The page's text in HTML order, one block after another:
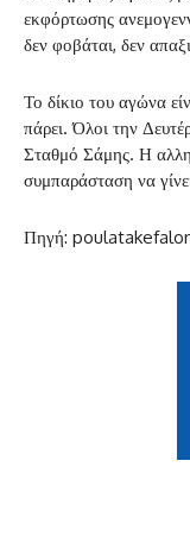
εκφόρτωσης
δεν φοβάται, δεν
Το δίκιο του αγώνα
πάρει. Όλοι την
Σταθμό Σάμης. Η
συμπαράσταση να
Πηγή: